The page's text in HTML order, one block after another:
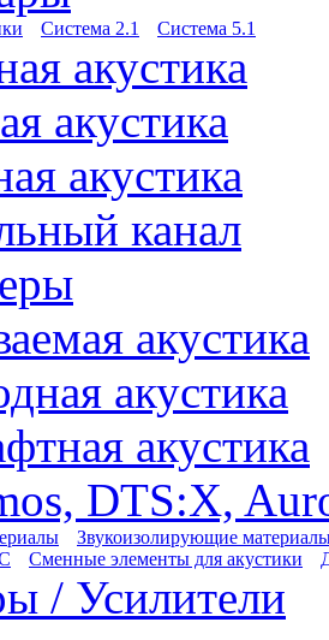
Система 2.1 Система 5.1
акустика
акустика
акустика
канал
акустика
акустика
акустика
DTS:X,
Звукоизолирующие
Сменные элементы для акустики
/ Усилители